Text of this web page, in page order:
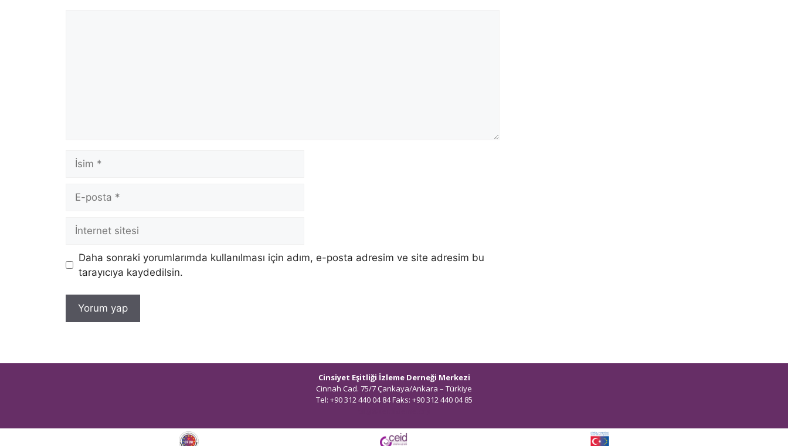
İsim
posta
İnternet
sitesi
Daha sonraki yorumlarımda kullanılması için adım, e-posta adresim ve site adresim bu
tarayıcıya kaydedilsin.
Cinsiyet Eşitliği İzleme Derneği Merkezi
Cinnah Cad. 75/7 Çankaya/Ankara – Türkiye
Tel: +90 312 440 04 84 Faks: +90 312 440 04 85